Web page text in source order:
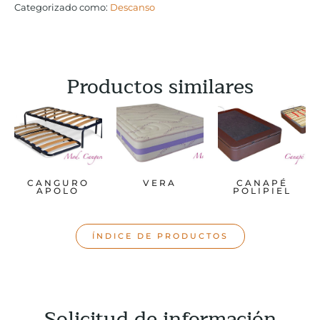
Categorizado como: Descanso
Productos similares
CANGURO
APOLO
VERA CANAPÉ
POLIPIEL
ÍNDICE DE PRODUCTOS